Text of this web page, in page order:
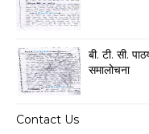
बी. टी. सी.
समालोचना
Contact Us